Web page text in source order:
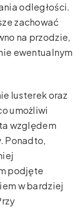
odległości.
zachować
na przodzie,
ewentualnym
lusterek oraz
umożliwi
względem
Ponadto,
podjęte
w bardziej